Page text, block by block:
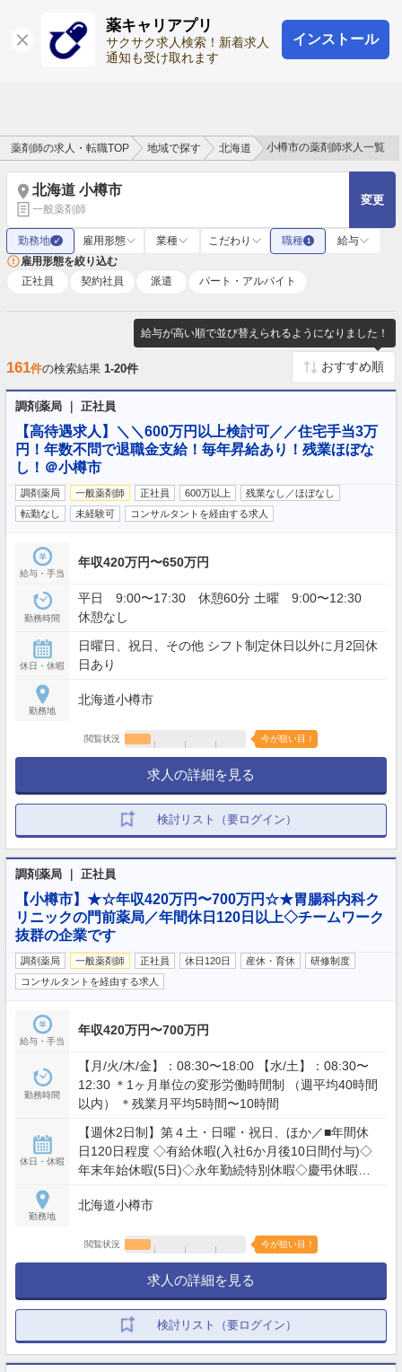
薬キャリアプリ
サクサク求人検索！新着求人
通知も受け取れます
インストール
ログイン 会員登録
薬剤師の求人・転職TOP 地域で探す 北海道 小樽市の薬剤師求人一覧
北海道 小樽市
一般薬剤師
変更
勤務地 ✓ 雇用形態 業種 こだわり 職種 1
給与
雇用形態を絞り込む
正社員
契約社員 派遣 パート・アルバイト
給与が高い順で並び替えられるようになりました！
161件の検索結果 1-20件
調剤薬局 ｜ 正社員
【高待遇求人】＼＼600万円以上検討可／／住宅手当3万
円！年数不問で退職金支給！毎年昇給あり！残業ほぼな
し！＠小樽市
調剤薬局 一般薬剤師 正社員 600万以上
残業なし／ほぼなし
転勤なし
未経験可 コンサルタントを経由する求人
給与・手当
年収420万円〜650万円
勤務時間
平日 9:00〜17:30 休憩60分 土曜 9:00〜12:30
休憩なし
休日・休暇
日曜日、祝日、その他 シフト制定休日以外に月2回休
日あり
勤務地
北海道小樽市
閲覧状況 今が狙い目！
求人の詳細を見る
検討リスト（要ログイン）
調剤薬局 ｜ 正社員
【小樽市】★☆年収420万円〜700万円☆★胃腸科内科ク
リニックの門前薬局／年間休日120日以上◇チームワーク
抜群の企業です
調剤薬局 一般薬剤師 正社員 休日120日 産休・育休
研修制度
コンサルタントを経由する求人
給与・手当
年収420万円〜700万円
勤務時間
【月/火/木/金】：08:30〜18:00 【水/土】：08:30〜
12:30 ＊1ヶ月単位の変形労働時間制 （週平均40時間
以内） ＊残業月平均5時間〜10時間
休日・休暇
【週休2日制】第４土・日曜・祝日、ほか／■年間休
日120日程度 ◇有給休暇(入社6か月後10日間付与)◇
年末年始休暇(5日)◇永年勤続特別休暇◇慶弔休暇◇
勤務地
北海道小樽市
閲覧状況 今が狙い目！
求人の詳細を見る
検討リスト（要ログイン）